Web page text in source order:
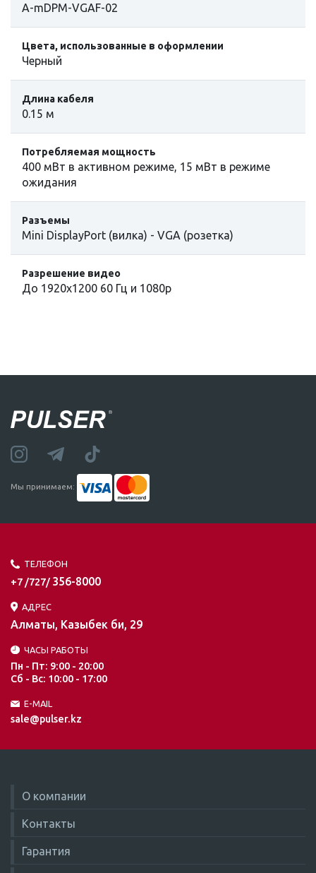
A-mDPM-VGAF-02
Цвета, использованные в оформлении
Черный
Длина кабеля
0.15 м
Потребляемая мощность
400 мВт в активном режиме, 15 мВт в режиме
ожидания
Разъемы
Mini DisplayPort (вилка) - VGA (розетка)
Разрешение видео
До 1920x1200 60 Гц и 1080p
Мы принимаем:
ТЕЛЕФОН
+7 /727/ 356-8000
АДРЕС
Алматы, Казыбек би, 29
ЧАСЫ РАБОТЫ
Пн - Пт: 9:00 - 20:00
Сб - Вс: 10:00 - 17:00
E-MAIL
sale@pulser.kz
О компании
Контакты
Гарантия